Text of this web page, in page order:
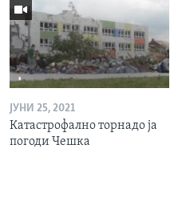
ЈУНИ 25, 2021
Катастрофално торнадо ја
погоди Чешка